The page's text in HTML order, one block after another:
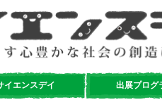
イエンスデイ 出展プログ